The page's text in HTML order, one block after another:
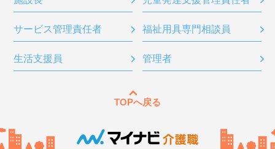
サービス管理責任者 福祉用具専門相談員
生活支援員 管理者
TOPへ戻る